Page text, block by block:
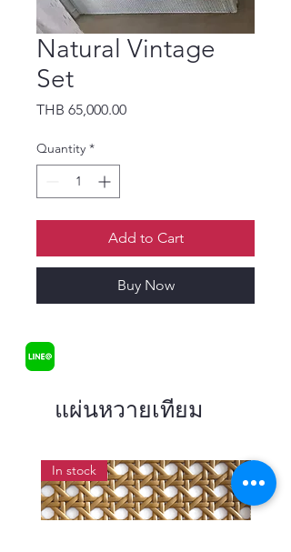
Natural Vintage
Set
THB 65,000.00Price
Quantity *
Add to Cart
Buy Now
แผ่นหวายเทียม
In stock